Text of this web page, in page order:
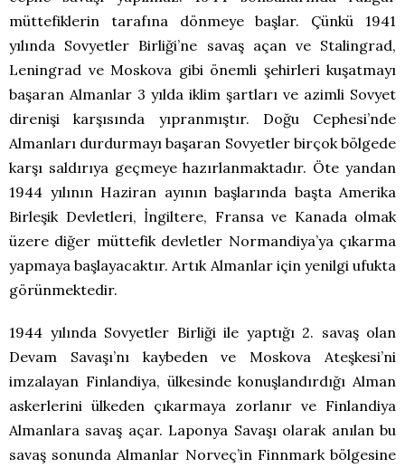
müttefiklerin tarafına dönmeye başlar. Çünkü 1941
yılında Sovyetler Birliği’ne savaş açan ve Stalingrad,
Leningrad ve Moskova gibi önemli şehirleri kuşatmayı
başaran Almanlar 3 yılda iklim şartları ve azimli Sovyet
direnişi karşısında yıpranmıştır. Doğu Cephesi’nde
Almanları durdurmayı başaran Sovyetler birçok bölgede
karşı saldırıya geçmeye hazırlanmaktadır. Öte yandan
1944 yılının Haziran ayının başlarında başta Amerika
Birleşik Devletleri, İngiltere, Fransa ve Kanada olmak
üzere diğer müttefik devletler Normandiya’ya çıkarma
yapmaya başlayacaktır. Artık Almanlar için yenilgi ufukta
görünmektedir.
1944 yılında Sovyetler Birliği ile yaptığı 2. savaş olan
Devam Savaşı’nı kaybeden ve Moskova Ateşkesi’ni
imzalayan Finlandiya, ülkesinde konuşlandırdığı Alman
askerlerini ülkeden çıkarmaya zorlanır ve Finlandiya
Almanlara savaş açar. Laponya Savaşı olarak anılan bu
savaş sonunda Almanlar Norveç’in Finnmark bölgesine